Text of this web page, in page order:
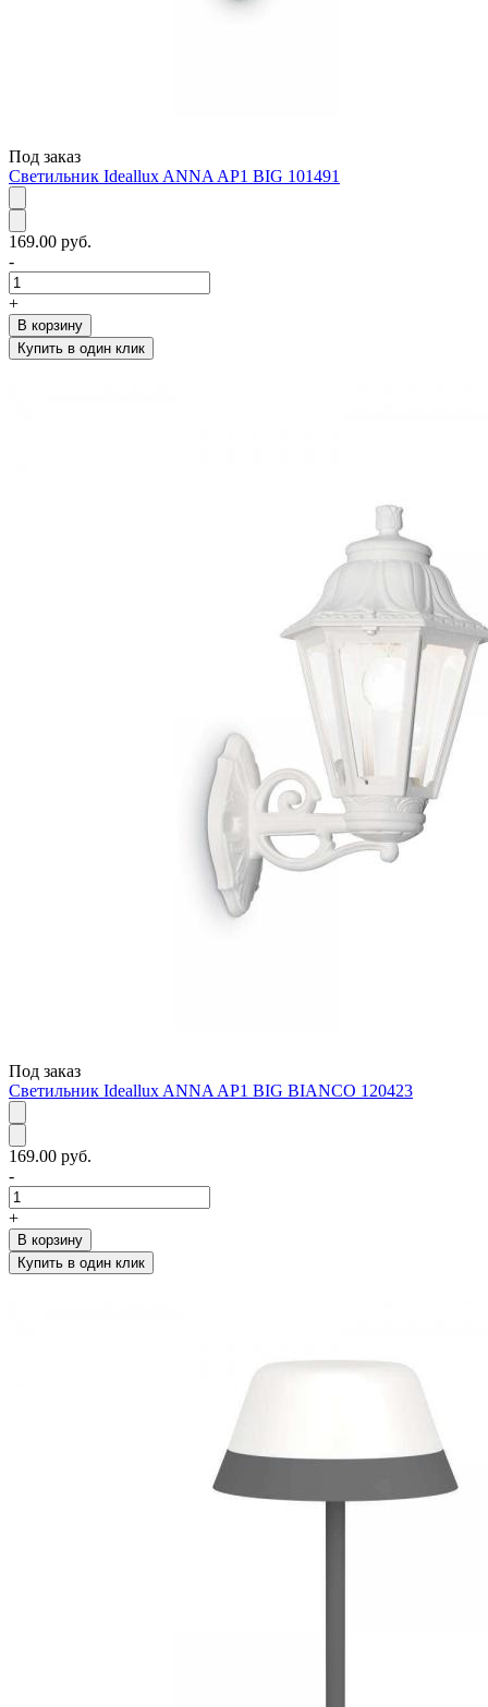
Под заказ
Светильник Ideallux ANNA AP1 BIG 101491
169.00 руб.
-
+
В корзину
Купить в один клик
Под заказ
Светильник Ideallux ANNA AP1 BIG BIANCO 120423
169.00 руб.
-
+
В корзину
Купить в один клик